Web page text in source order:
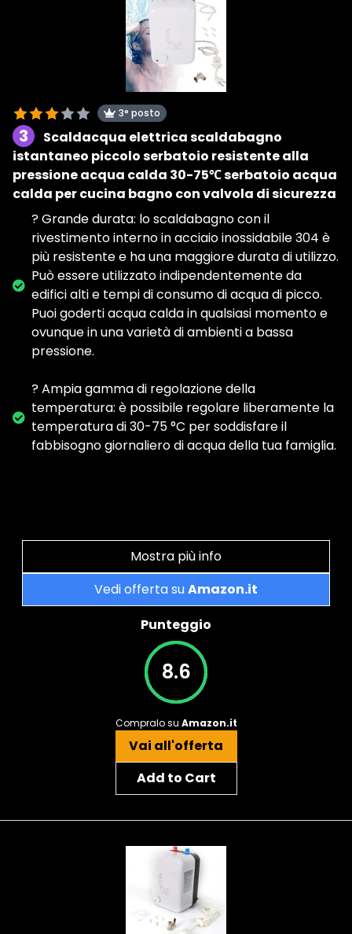
3° posto
3
Scaldacqua elettrica scaldabagno
istantaneo piccolo serbatoio resistente alla
pressione acqua calda 30-75℃ serbatoio acqua
calda per cucina bagno con valvola di sicurezza
? Grande durata: lo scaldabagno con il
rivestimento interno in acciaio inossidabile 304 è
più resistente e ha una maggiore durata di utilizzo.
Può essere utilizzato indipendentemente da
edifici alti e tempi di consumo di acqua di picco.
Puoi goderti acqua calda in qualsiasi momento e
ovunque in una varietà di ambienti a bassa
pressione.
? Ampia gamma di regolazione della
temperatura: è possibile regolare liberamente la
temperatura di 30-75 °C per soddisfare il
fabbisogno giornaliero di acqua della tua famiglia.
Mostra più info
Vedi offerta suAmazon.it
Punteggio
8.6
Compralo su Amazon.it
Vai all'offerta
Add to Cart